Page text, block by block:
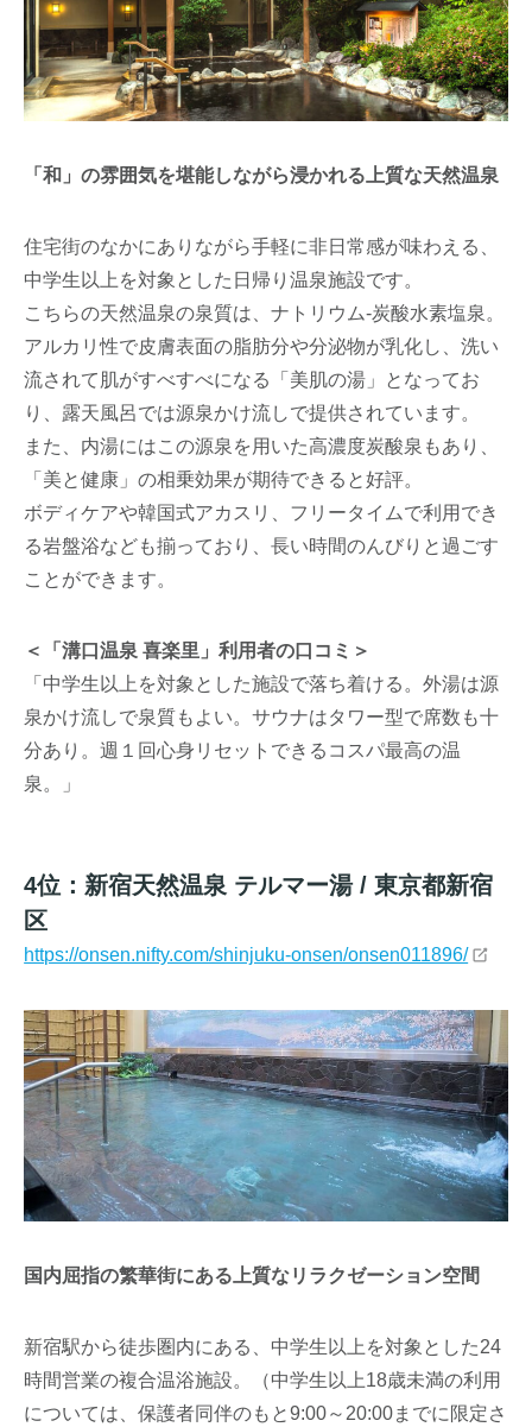
「和」の雰囲気を堪能しながら浸かれる上質な天然温泉
住宅街のなかにありながら手軽に非日常感が味わえる、
中学生以上を対象とした日帰り温泉施設です。
こちらの天然温泉の泉質は、ナトリウム-炭酸水素塩泉。
アルカリ性で皮膚表面の脂肪分や分泌物が乳化し、洗い
流されて肌がすべすべになる「美肌の湯」となってお
り、露天風呂では源泉かけ流しで提供されています。
また、内湯にはこの源泉を用いた高濃度炭酸泉もあり、
「美と健康」の相乗効果が期待できると好評。
ボディケアや韓国式アカスリ、フリータイムで利用でき
る岩盤浴なども揃っており、長い時間のんびりと過ごす
ことができます。
＜「溝口温泉 喜楽里」利用者の口コミ＞
「中学生以上を対象とした施設で落ち着ける。外湯は源
泉かけ流しで泉質もよい。サウナはタワー型で席数も十
分あり。週１回心身リセットできるコスパ最高の温
泉。」
4位：新宿天然温泉 テルマー湯 / 東京都新宿
区
https://onsen.nifty.com/shinjuku-onsen/onsen011896/
国内屈指の繁華街にある上質なリラクゼーション空間
新宿駅から徒歩圏内にある、中学生以上を対象とした24
時間営業の複合温浴施設。（中学生以上18歳未満の利用
については、保護者同伴のもと9:00～20:00までに限定さ